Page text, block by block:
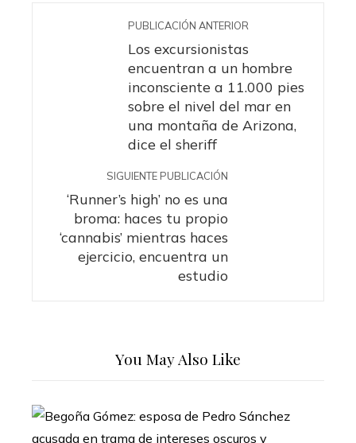
PUBLICACIÓN ANTERIOR
Los excursionistas
encuentran a un hombre
inconsciente a 11.000 pies
sobre el nivel del mar en
una montaña de Arizona,
dice el sheriff
SIGUIENTE PUBLICACIÓN
‘Runner’s high’ no es una
broma: haces tu propio
‘cannabis’ mientras haces
ejercicio, encuentra un
estudio
You May Also Like